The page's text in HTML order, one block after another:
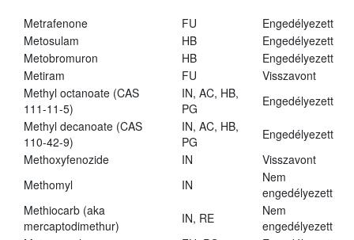
Metrafenone FU
Engedélyezett
Metosulam
HB
Engedélyezett
Metobromuron
HB
Engedélyezett
Metiram
FU
Visszavont
Methyl octanoate (CAS
111-11-5)
IN, AC, HB,
PG
Engedélyezett
Methyl decanoate (CAS
110-42-9)
IN, AC, HB,
PG
Engedélyezett
Methoxyfenozide
IN
Visszavont
Methomyl
IN
Nem
engedélyezett
Methiocarb (aka
mercaptodimethur)
IN, RE
Nem
engedélyezett